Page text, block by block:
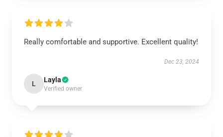
Really comfortable and supportive. Excellent quality!
Dec 23, 2024
L Layla
Verified owner